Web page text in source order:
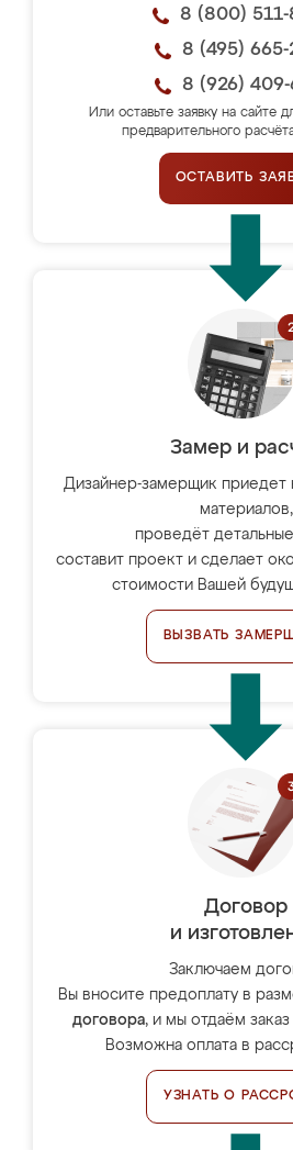
8 (800) 511-
8 (495) 665-
8 (926) 409-
Или оставьте заявку на сайте
предварительного
ОСТАВИТЬ
Замер и
Дизайнер-замерщик приедет
материалов,
проведёт
составит проект и сделает
стоимости Вашей
ВЫЗВАТЬ
Договор
и
Заключаем
Вы вносите предоплату в
договора, и мы отдаём
Возможна оплата в
УЗНАТЬ О